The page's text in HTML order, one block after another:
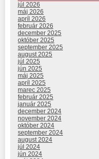
júl 2026
máj 2026
apríl 2026
február 2026
december 2025
október 2025
september 2025
august 2025
júl 2025
jún 2025
máj 2025
apríl 2025
marec 2025
február 2025
január 2025
december 2024
november 2024
október 2024
september 2024
august 2024
júl 2024
jún 2024